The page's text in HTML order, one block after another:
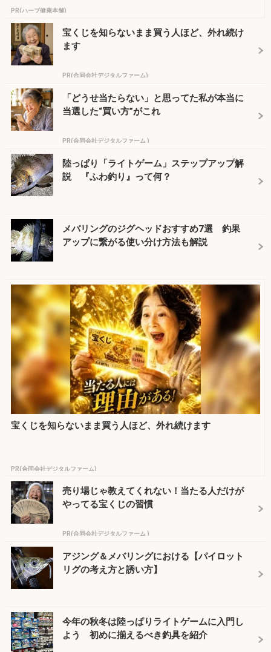
PR(ハーブ健康本舗)
宝くじを知らないまま買う人ほど、外れ続け
ます
PR(合同会社デジタルファーム)
「どうせ当たらない」と思ってた私が本当に
当選した“買い方”がこれ
PR(合同会社デジタルファーム )
陸っぱり「ライトゲーム」ステップアップ解
説 『ふわ釣り』って何？
メバリングのジグヘッドおすすめ7選 釣果
アップに繋がる使い分け方法も解説
宝くじを知らないまま買う人ほど、外れ続けます
PR(合同会社デジタルファーム)
売り場じゃ教えてくれない！当たる人だけが
やってる宝くじの習慣
PR(合同会社デジタルファーム )
アジング＆メバリングにおける【パイロット
リグの考え方と誘い方】
今年の秋冬は陸っぱりライトゲームに入門し
よう 初めに揃えるべき釣具を紹介